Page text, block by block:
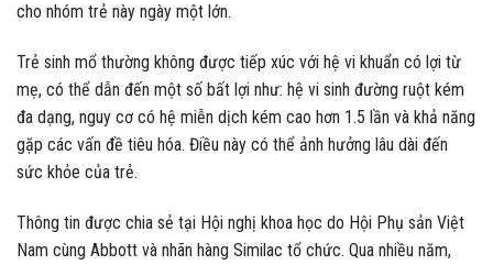
cho nhóm trẻ này ngày một lớn.
Trẻ sinh mổ thường không được tiếp xúc với hệ vi khuẩn có lợi từ
mẹ, có thể dẫn đến một số bất lợi như: hệ vi sinh đường ruột kém
đa dạng, nguy cơ có hệ miễn dịch kém cao hơn 1.5 lần và khả năng
gặp các vấn đề tiêu hóa. Điều này có thể ảnh hưởng lâu dài đến
sức khỏe của trẻ.
Thông tin được chia sẻ tại Hội nghị khoa học do Hội Phụ sản Việt
Nam cùng Abbott và nhãn hàng Similac tổ chức. Qua nhiều năm,